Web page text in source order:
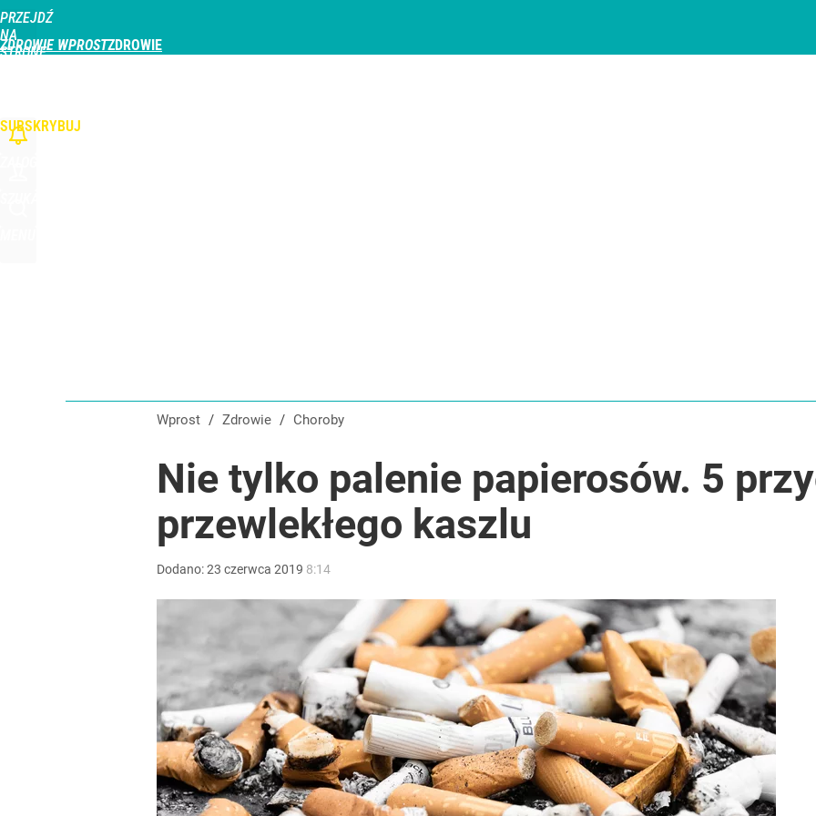
PRZEJDŹ
NA
STRONĘ
ZDROWIE WPROST
SUBSKRYBUJ
Wprost / Zdrowie / Choroby
Nie tylko palenie papierosów. 5
przewlekłego kaszlu
Dodano:23 czerwca 2019 8:14